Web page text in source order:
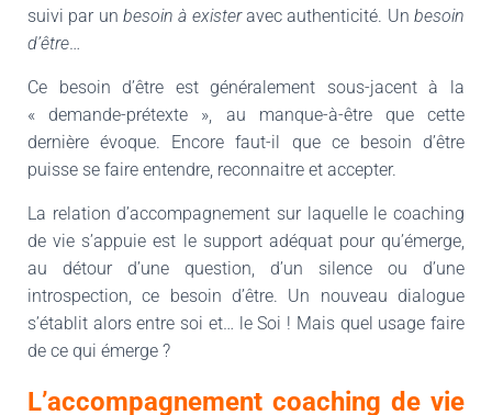
suivi par un besoin à existeravec authenticité. Un besoin
d’être…
Ce besoin d’être est généralement sous-jacent à la
« demande-prétexte », au manque-à-être que cette
dernière évoque. Encore faut-il que ce besoin d’être
puisse se faire entendre, reconnaitre et accepter.
La relation d’accompagnement sur laquelle le coaching
de vie s’appuie est le support adéquat pour qu’émerge,
au détour d’une question, d’un silence ou d’une
introspection, ce besoin d’être. Un nouveau dialogue
s’établit alors entre soi et… le Soi ! Mais quel usage faire
de ce qui émerge ?
L’accompagnement coaching de vie